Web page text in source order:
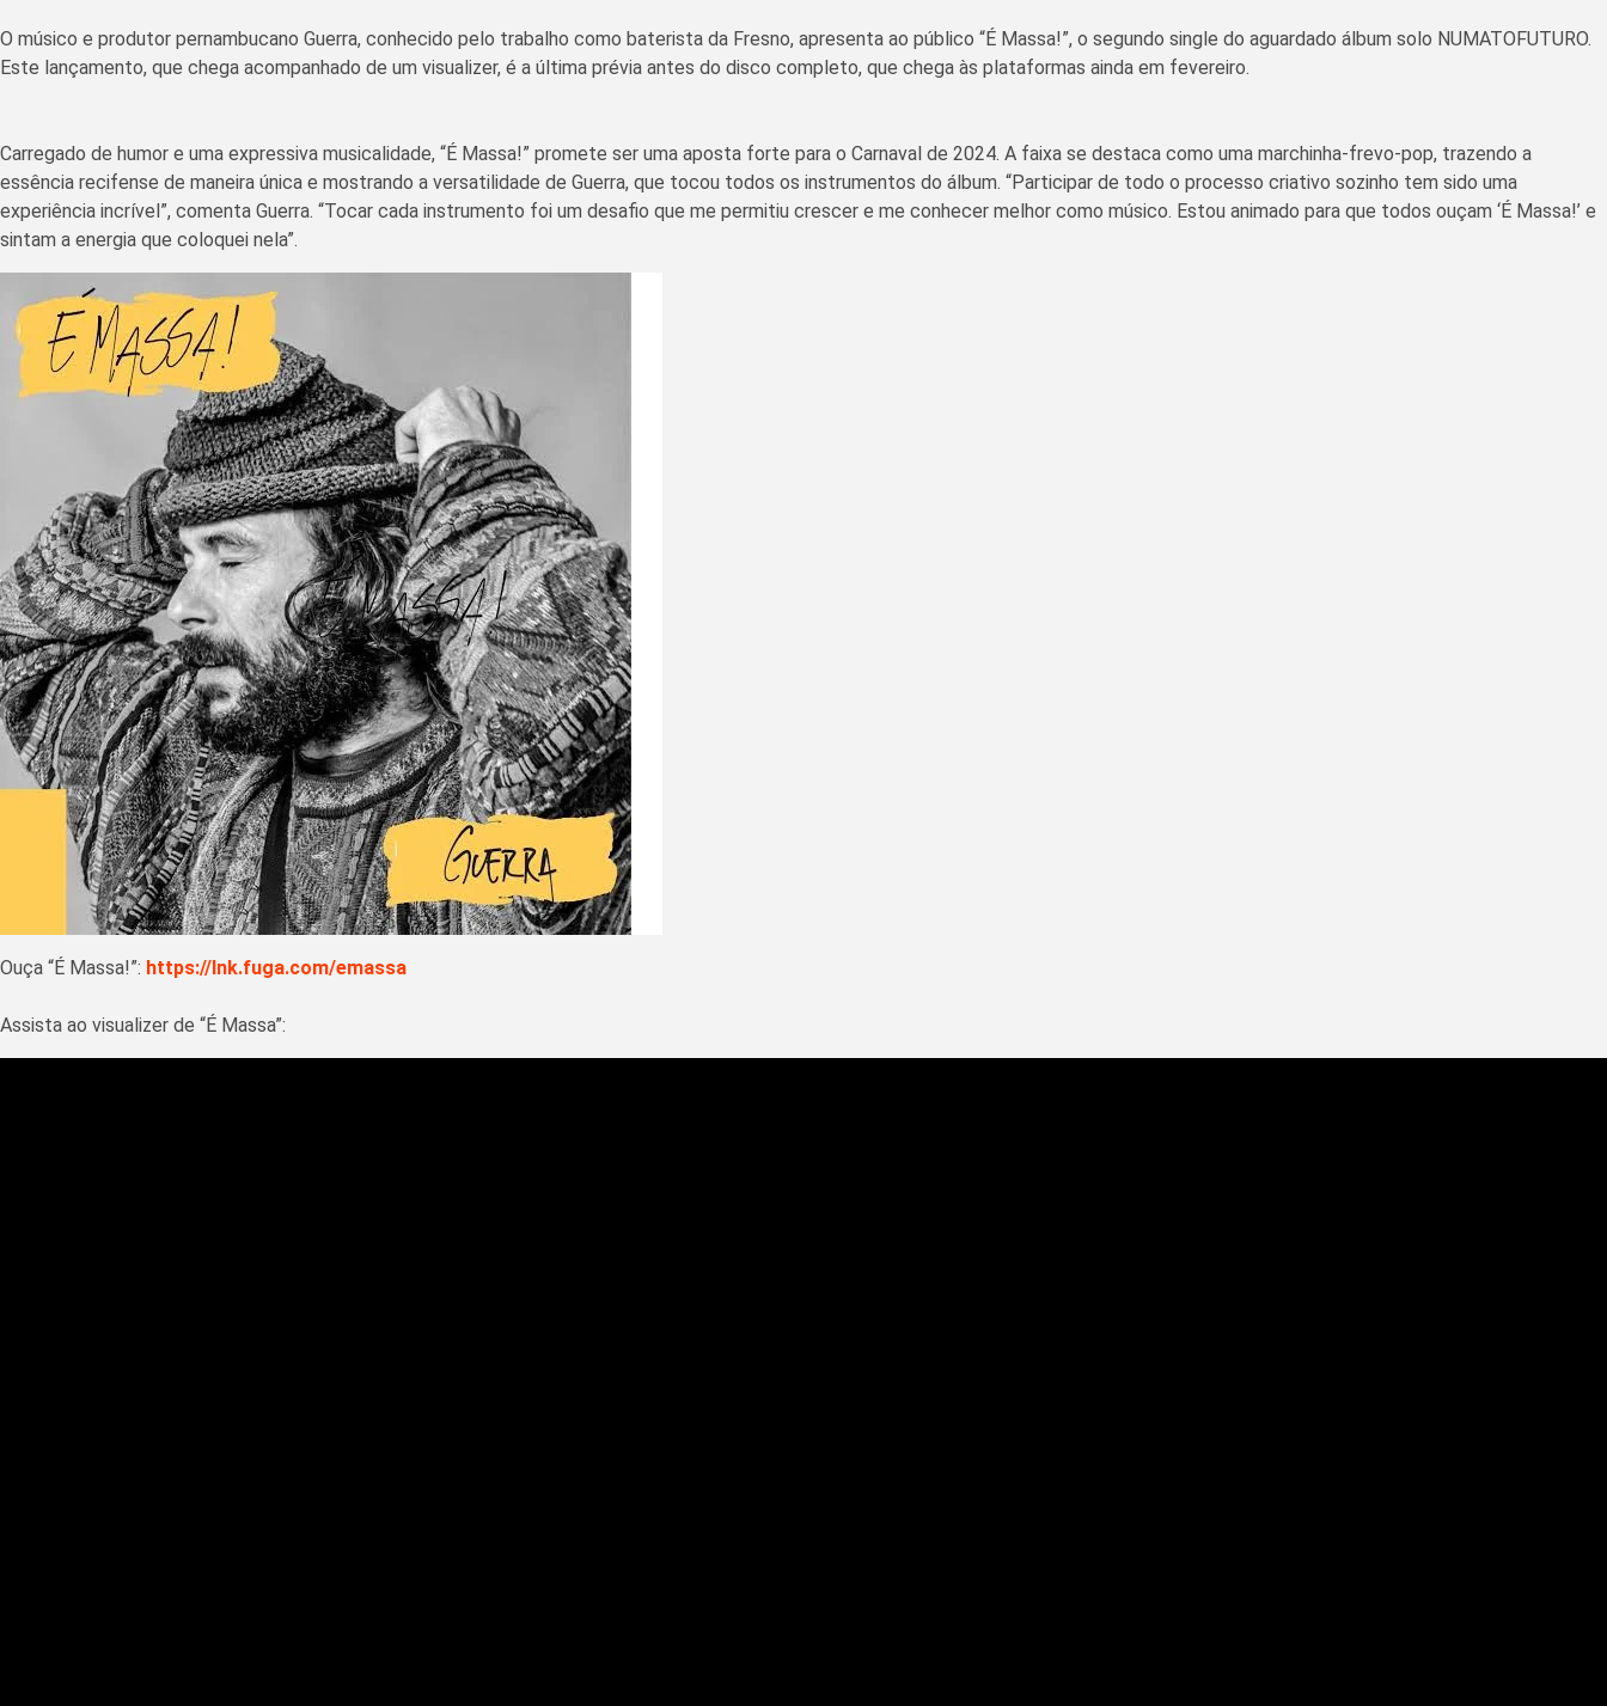
O músico e produtor pernambucano Guerra, conhecido pelo trabalho como baterista da Fresno, apresenta ao público “É Massa!”, o segundo single do aguardado álbum solo NUMATOFUTURO.
Este lançamento, que chega acompanhado de um visualizer, é a última prévia antes do disco completo, que chega às plataformas ainda em fevereiro.
Carregado de humor e uma expressiva musicalidade, “É Massa!” promete ser uma aposta forte para o Carnaval de 2024. A faixa se destaca como uma marchinha-frevo-pop, trazendo a
essência recifense de maneira única e mostrando a versatilidade de Guerra, que tocou todos os instrumentos do álbum. “Participar de todo o processo criativo sozinho tem sido uma
experiência incrível”, comenta Guerra. “Tocar cada instrumento foi um desafio que me permitiu crescer e me conhecer melhor como músico. Estou animado para que todos ouçam ‘É Massa!’ e
sintam a energia que coloquei nela”.
Ouça “É Massa!”: https://lnk.fuga.com/emassa
Assista ao visualizer de “É Massa”: